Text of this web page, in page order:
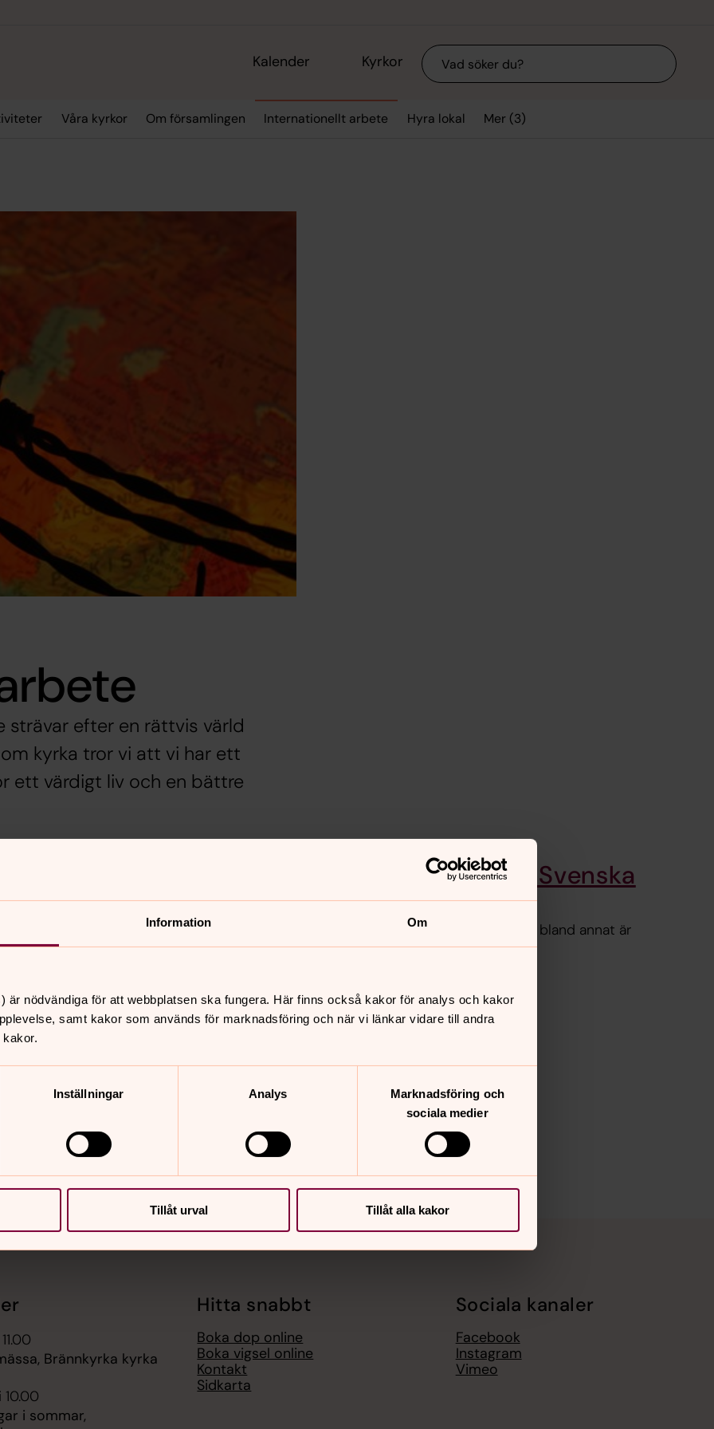
Information Om
är nödvändiga för att webbplatsen ska fungera. Här finns också kakor för analys och kakor
samt kakor som används för marknadsföring och när vi länkar vidare till andra
Inställningar Analys
Marknadsföring och
sociala medier
Tillåt urval Tillåt alla kakor
Kalender Kyrkor Sök
Våra kyrkor Om församlingen Internationellt arbete Hyra lokal Mer (3)
strävar efter en rättvis värld
kyrka tror vi att vi har ett
ett värdigt liv och en bättre
församling, som har
med mottagarna.
Internationella gruppen & Act Svenska
kyrkan
Brännkyrka församling har en internationell grupp som bland annat är
ombud för Act Svenska kyrkan.
Brännkyrka kyrka
10.00
i sommar,
Hitta snabbt
Boka dop online
Boka vigsel online
Kontakt
Sidkarta
Sociala kanaler
Facebook
Instagram
Vimeo